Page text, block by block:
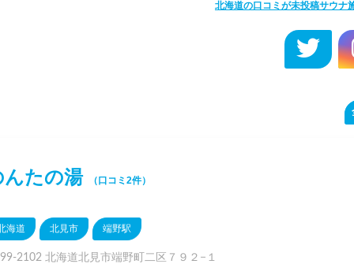
北海道の口コミが未投稿サウナ
んたの湯 （口コミ2件）
海道 北見市 端野駅
2102 北海道北見市端野町二区７９２−１